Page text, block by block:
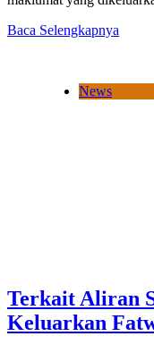
Baca Selengkapnya
News
Terkait Aliran
Keluarkan